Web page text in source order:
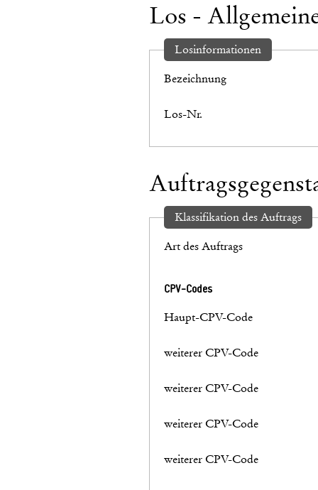
Los -
Losinformationen
Bezeichnung
Los-Nr.
Klassifikation des Auftrags
Art des Auftrags
CPV-Codes
Haupt-CPV-Code
weiterer CPV-Code
weiterer CPV-Code
weiterer CPV-Code
weiterer CPV-Code